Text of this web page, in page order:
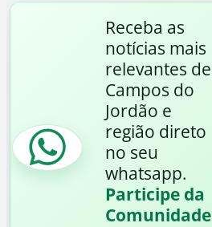
Receba as
notícias mais
relevantes de
Campos do
Jordão e
região direto
no seu
whatsapp.
Participe da
Comunidade